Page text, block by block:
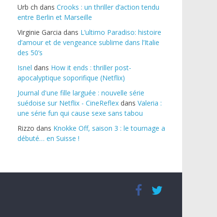
Urb ch dans Crooks : un thriller d’action tendu
entre Berlin et Marseille
Virginie Garcia dans L’ultimo Paradiso: histoire
d’amour et de vengeance sublime dans l’Italie
des 50’s
Isnel dans How it ends : thriller post-
apocalyptique soporifique (Netflix)
Journal d'une fille larguée : nouvelle série
suédoise sur Netflix - CineReflex dans Valeria :
une série fun qui cause sexe sans tabou
Rizzo dans Knokke Off, saison 3 : le tournage a
débuté… en Suisse !